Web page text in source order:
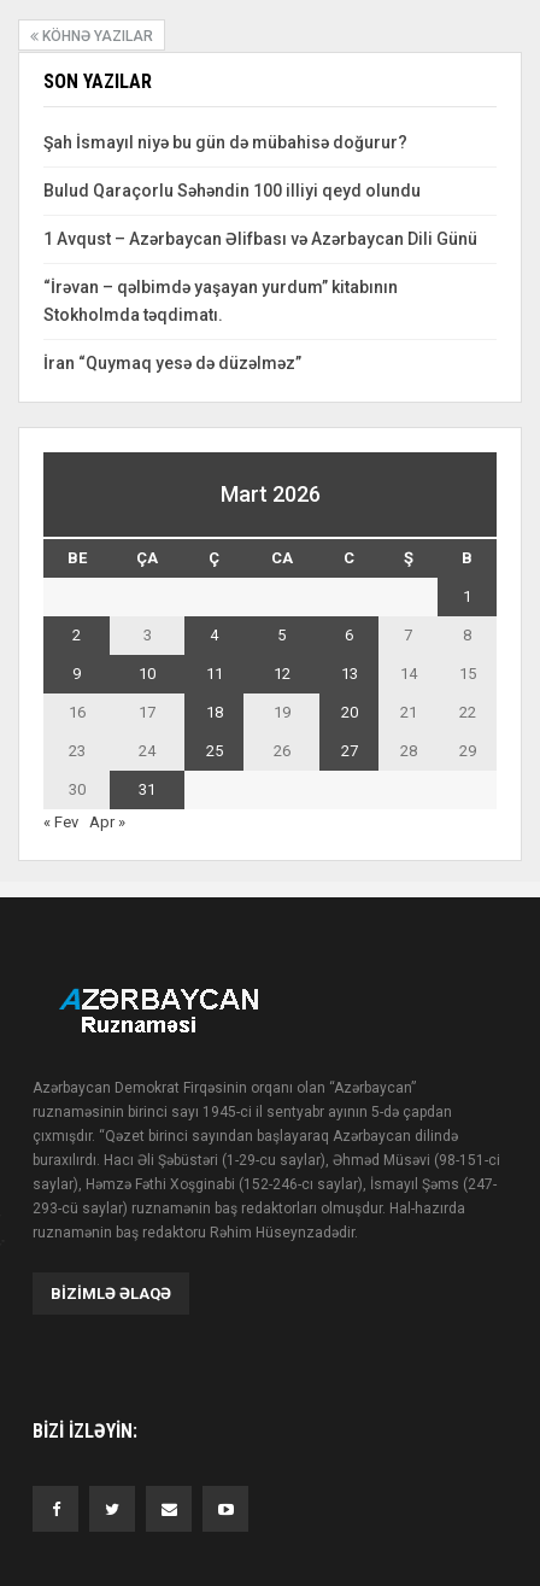
KÖHNƏ YAZILAR
SON YAZILAR
Şah İsmayıl niyə bu gün də mübahisə doğurur?
Bulud Qaraçorlu Səhəndin 100 illiyi qeyd olundu
1 Avqust – Azərbaycan Əlifbası və Azərbaycan Dili Günü
“İrəvan – qəlbimdə yaşayan yurdum” kitabının
Stokholmda təqdimatı.
İran “Quymaq yesə də düzəlməz”
Mart 2026
BE ÇA Ç CA C Ş B
1
2 3 4 5 6 7 8
9 10 11 12 13 14 15
16 17 18 19 20 21 22
23 24 25 26 27 28 29
30
31
« Fev Apr »
Azərbaycan Demokrat Firqəsinin orqanı olan “Azərbaycan”
ruznaməsinin birinci sayı 1945-ci il sentyabr ayının 5-də çapdan
çıxmışdır. “Qəzet birinci sayından başlayaraq Azərbaycan dilində
buraxılırdı. Hacı Əli Şəbüstəri (1-29-cu saylar), Əhməd Müsəvi (98-151-ci
saylar), Həmzə Fəthi Xoşginabi (152-246-cı saylar), İsmayıl Şəms (247-
293-cü saylar) ruznamənin baş redaktorları olmuşdur. Hal-hazırda
ruznamənin baş redaktoru Rəhim Hüseynzadədir.
BIZIMLƏ ƏLAQƏ
BIZI IZLƏYIN: